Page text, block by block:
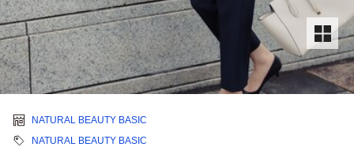
NATURAL BEAUTY BASIC
NATURAL BEAUTY BASIC